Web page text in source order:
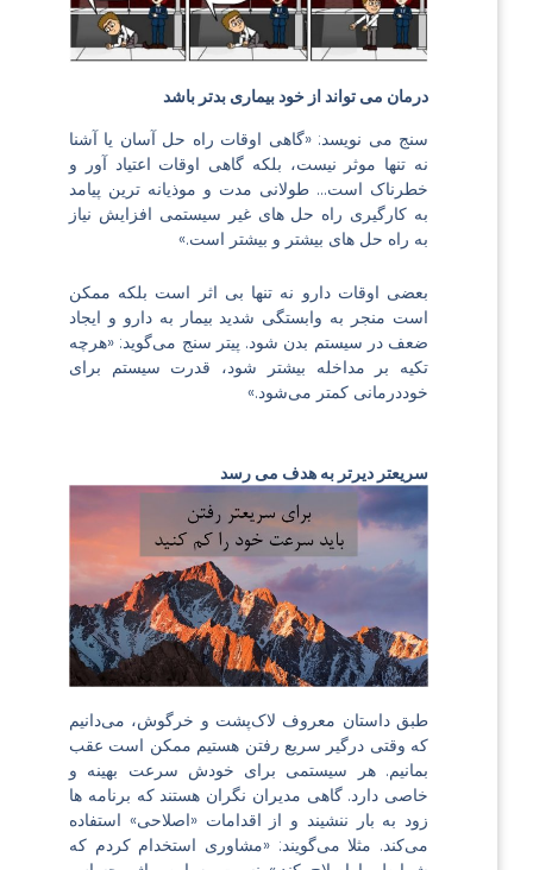
درمان می تواند از خود بیماری بدتر باشد
سنج می نویسد: «گاهی اوقات راه حل آسان یا آشنا
نه تنها موثر نیست، بلکه گاهی اوقات اعتیاد آور و
خطرناک است… طولانی مدت و موذیانه ترین پیامد
به کارگیری راه حل های غیر سیستمی افزایش نیاز
به راه حل های بیشتر و بیشتر است.»
بعضی اوقات دارو نه تنها بی اثر است بلكه ممكن
است منجر به وابستگی شدید بیمار به دارو و ایجاد
ضعف در سیستم بدن شود. پیتر سنج می‌گوید: «هرچه
تکیه بر مداخله بیشتر شود، قدرت سیستم برای
خوددرمانی کمتر می‌شود.»
سریعتر دیرتر به هدف می رسد
طبق داستان معروف لاک‌پشت و خرگوش، می‌دانیم
که وقتی درگیر سریع رفتن هستیم ممکن است عقب
بمانیم. هر سیستمی برای خودش سرعت بهینه و
خاصی دارد. گاهی مدیران نگران هستند که برنامه ها
زود به بار ننشیند و از اقدامات «اصلاحی» استفاده
می‌کند. مثلا می‌گویند: «مشاوری استخدام کردم که